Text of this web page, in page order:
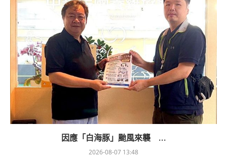
因應「白海豚」颱風來襲 ...
2026-08-07 13:48